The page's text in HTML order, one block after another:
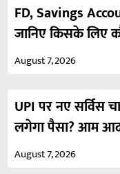
FD, Savings
जानिए किसके लिए
August 7, 2026
UPI पर नए सर्विस
लगेगा पैसा? आम
August 7, 2026